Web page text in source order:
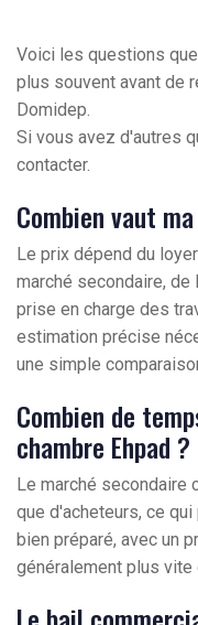
Voici les questions
plus souvent avant de
Domidep.
Si vous avez d'autres
contacter.
Combien vaut
Le prix dépend du
marché secondaire,
prise en charge des
estimation précise
une simple
Combien de
chambre Ehpad ?
Le marché secondaire
que d'acheteurs, ce
bien préparé, avec un
généralement plus vite